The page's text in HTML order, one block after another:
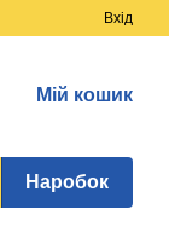
Вхід
Мій кошик
Наробок